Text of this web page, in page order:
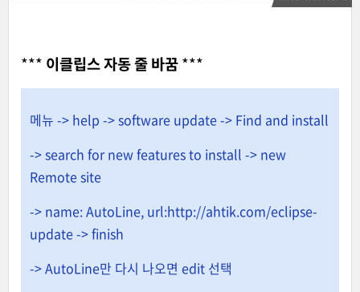
*** 이클립스 자동 줄 바꿈***
메뉴 -> help -> software update -> Find and install
-> search for new features to install -> new
Remote site
-> name: AutoLine, url:http://ahtik.com/eclipse-
update -> finish
-> AutoLine만 다시 나오면 edit 선택